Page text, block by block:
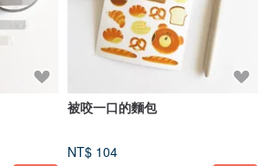
被咬一口的麵包
NT$ 104